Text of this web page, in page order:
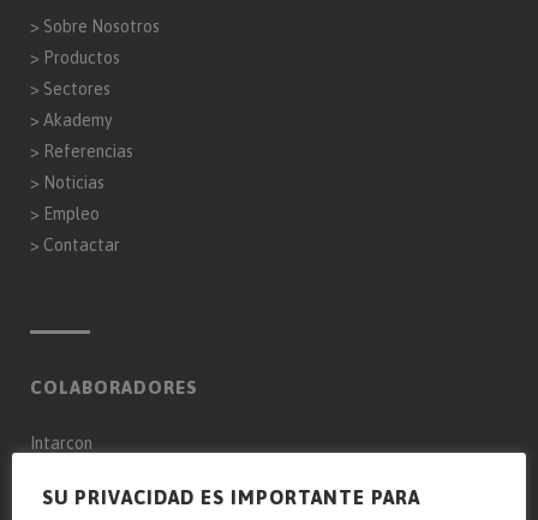
> Sobre Nosotros
> Productos
> Sectores
> Akademy
> Referencias
> Noticias
> Empleo
> Contactar
COLABORADORES
Intarcon
SU PRIVACIDAD ES IMPORTANTE PARA